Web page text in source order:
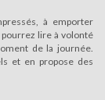
à emporter
lire à volonté
de la journée.
et en propose des